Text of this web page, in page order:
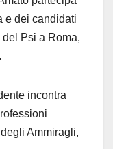
e dei candidati
Psi a Roma,
incontra
Ammiragli,